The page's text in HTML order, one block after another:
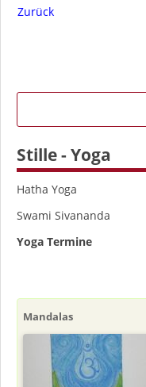
Zurück
Stille - Yoga
Navigation
Hatha Yoga
Swami Sivananda
Yoga Termine
Mandalas